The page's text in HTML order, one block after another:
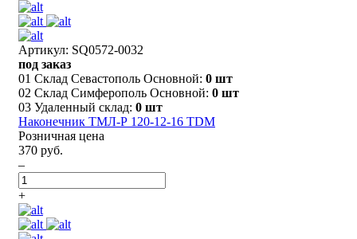
Артикул: SQ0572-0032
под заказ
01 Склад Севастополь Основной: 0 шт
02 Склад Симферополь Основной: 0 шт
03 Удаленный склад: 0 шт
Наконечник ТМЛ-Р 120-12-16 TDM
Розничная цена
370 руб.
–
+